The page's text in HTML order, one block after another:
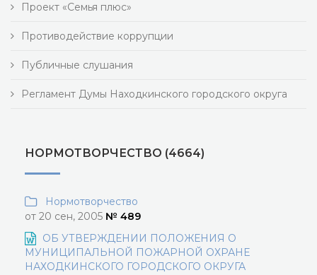
Проект «Семья плюс»
Противодействие коррупции
Публичные слушания
Регламент Думы Находкинского городского округа
НОРМОТВОРЧЕСТВО (4664)
Нормотворчество
от 20 сен, 2005 № 489
ОБ УТВЕРЖДЕНИИ ПОЛОЖЕНИЯ О
МУНИЦИПАЛЬНОЙ ПОЖАРНОЙ ОХРАНЕ
НАХОДКИНСКОГО ГОРОДСКОГО ОКРУГА